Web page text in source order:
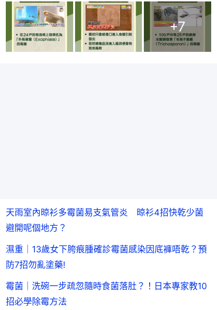
+7
天雨室內晾衫多霉菌易支氣管炎 晾衫4招快乾少菌
避開呢個地方？
濕重｜13歲女下胯痕腫確診霉菌感染因底褲唔乾？預
防7招勿亂塗藥!
霉菌｜洗碗一步疏忽隨時食菌落肚？！日本專家教10
招必學除霉方法